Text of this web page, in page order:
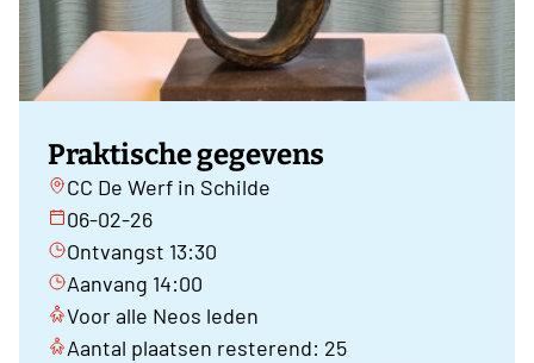
Praktische gegevens
CC De Werf in Schilde
06-02-26
Ontvangst 13:30
Aanvang 14:00
Voor alle Neos leden
Aantal plaatsen resterend: 25